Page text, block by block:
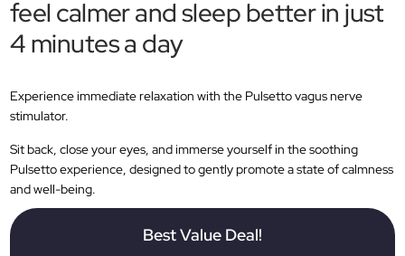
feel calmer and sleep better in just
4 minutes a day
Experience immediate relaxation with the Pulsetto vagus nerve
stimulator.
Sit back, close your eyes, and immerse yourself in the soothing
Pulsetto experience, designed to gently promote a state of calmness
and well-being.
Best Value Deal!